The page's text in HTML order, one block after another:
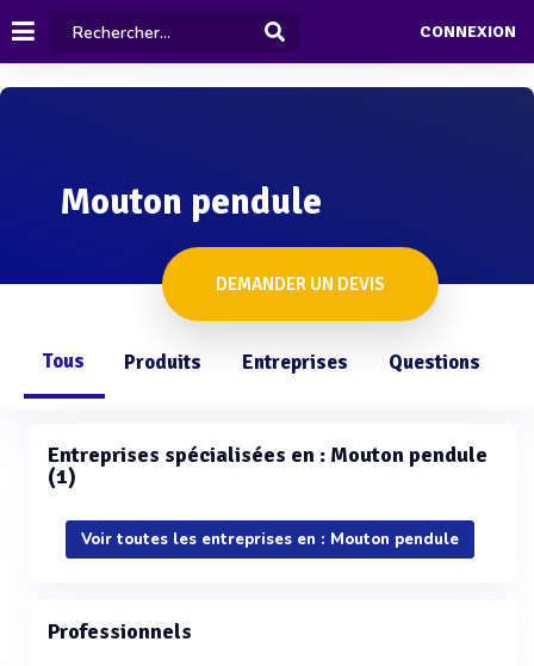
CONNEXION
Mouton pendule
DEMANDER UN DEVIS
Tous Produits Entreprises Questions
Entreprises spécialisées en : Mouton pendule
(1)
Voir toutes les entreprises en : Mouton pendule
Professionnels